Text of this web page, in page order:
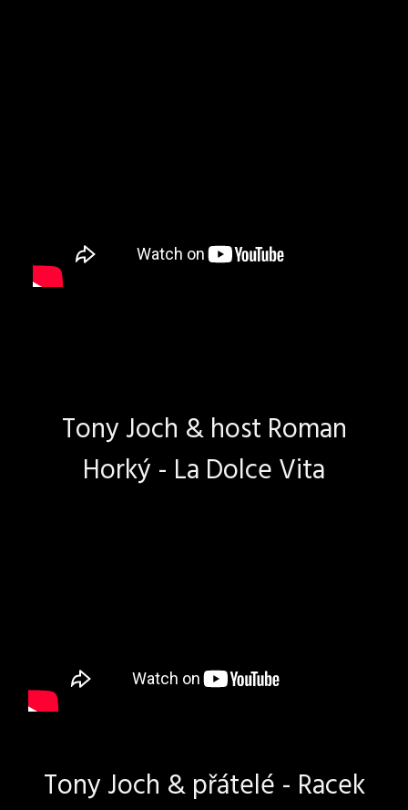
Tony Joch & host Roman
Horký - La Dolce Vita
Tony Joch & přátelé - Racek